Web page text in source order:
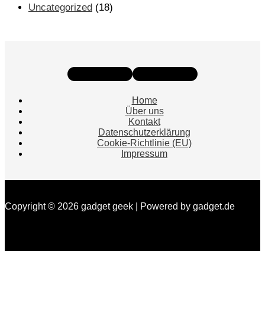
Uncategorized (18)
Home
Über uns
Kontakt
Datenschutzerklärung
Cookie-Richtlinie (EU)
Impressum
Copyright © 2026 gadget geek | Powered by gadget.de